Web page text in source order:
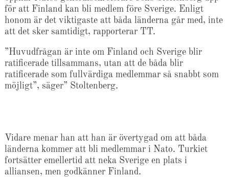
för att Finland kan bli medlem före Sverige. Enligt
honom är det viktigaste att båda länderna går med, inte
att det sker samtidigt, rapporterar TT.
”Huvudfrågan är inte om Finland och Sverige blir
ratificerade tillsammans, utan att de båda blir
ratificerade som fullvärdiga medlemmar så snabbt som
möjligt”, säger” Stoltenberg.
Vidare menar han att han är övertygad om att båda
länderna kommer att bli medlemmar i Nato. Turkiet
fortsätter emellertid att neka Sverige en plats i
alliansen, men godkänner Finland.